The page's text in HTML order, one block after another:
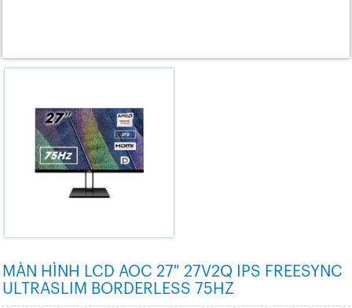
MÀN HÌNH LCD AOC 27″ 27V2Q IPS FREESYNC
ULTRASLIM BORDERLESS 75HZ